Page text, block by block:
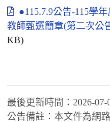
●115.7.9公告-115學
教師甄選簡章(第二次公
KB)
最後更新時間： 2026-07-
公告備註： 本文件為網